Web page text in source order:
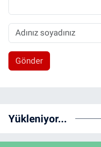
Gönder
Yükleniyor...